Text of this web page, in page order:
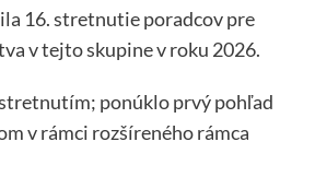
16. stretnutie poradcov pre
v tejto skupine v roku 2026.
ponúklo prvý pohľad
v rámci rozšíreného rámca